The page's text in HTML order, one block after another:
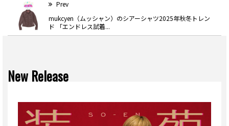
Prev
mukcyen（ムッシャン）のシアーシャツ2025年秋冬トレン
ド 「エンドレス試着...
New Release